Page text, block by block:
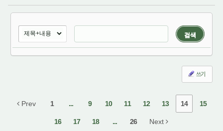
검색
쓰기
Prev 1 ... 9 10 11 12 13 14 15
16 17 18 ... 26 Next